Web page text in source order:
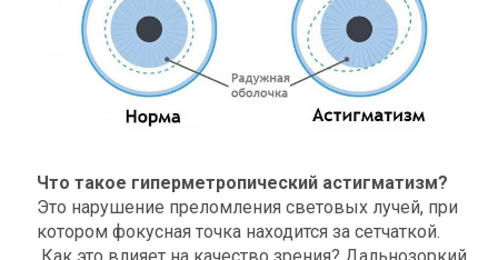
Что такое гиперметропический астигматизм?
Это нарушение преломления световых лучей, при
котором фокусная точка находится за сетчаткой.
Как это влияет на качество зрения? Дальнозоркий